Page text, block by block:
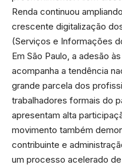
Renda continuou
crescente digitalização
(Serviços e Informações
Em São Paulo, a adesão
acompanha a tendência
grande parcela dos
trabalhadores formais do
apresentam alta
movimento também
contribuinte e
um processo acelerado